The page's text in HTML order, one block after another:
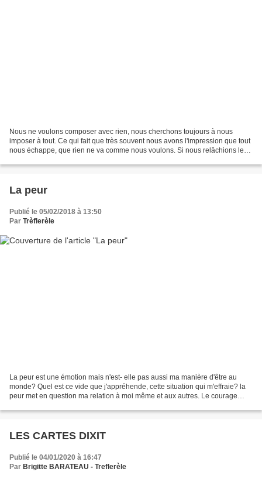
Nous ne voulons composer avec rien, nous cherchons toujours à nous
imposer à tout. Ce qui fait que très souvent nous avons l'impression que tout
nous échappe, que rien ne va comme nous voulons. Si nous relâchions le
La peur
Publié le 05/02/2018 à 13:50
Par Trèflerèle
La peur est une émotion mais n'est- elle pas aussi ma manière d'être au
monde? Quel est ce vide que j'appréhende, cette situation qui m'effraie? la
peur met en question ma relation à moi même et aux autres. Le courage
LES CARTES DIXIT
Publié le 04/01/2020 à 16:47
Par Brigitte BARATEAU - Treflerèle